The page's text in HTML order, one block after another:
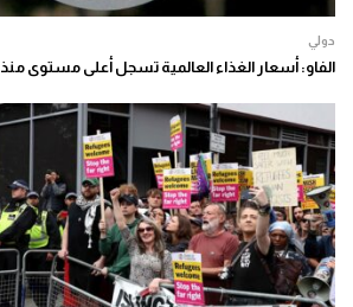
دولي
الفاو: أسعار الغذاء العالمية تسجل أعلى مستوى منذ 3 سنوات